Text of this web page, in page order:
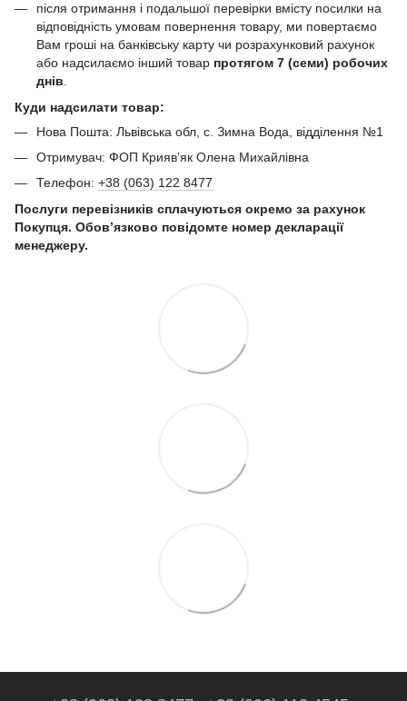
після отримання і подальшої перевірки вмісту посилки на
відповідність умовам повернення товару, ми повертаємо
Вам гроші на банківську карту чи розрахунковий рахунок
або надсилаємо інший товар протягом 7 (семи) робочих
днів.
Куди надсилати товар:
Нова Пошта: Львівська обл, с. Зимна Вода, відділення №1
Отримувач: ФОП Криявʼяк Олена Михайлівна
Телефон: +38 (063) 122 8477
Послуги перевізників сплачуються окремо за рахунок
Покупця. Обов’язково повідомте номер декларації
менеджеру.